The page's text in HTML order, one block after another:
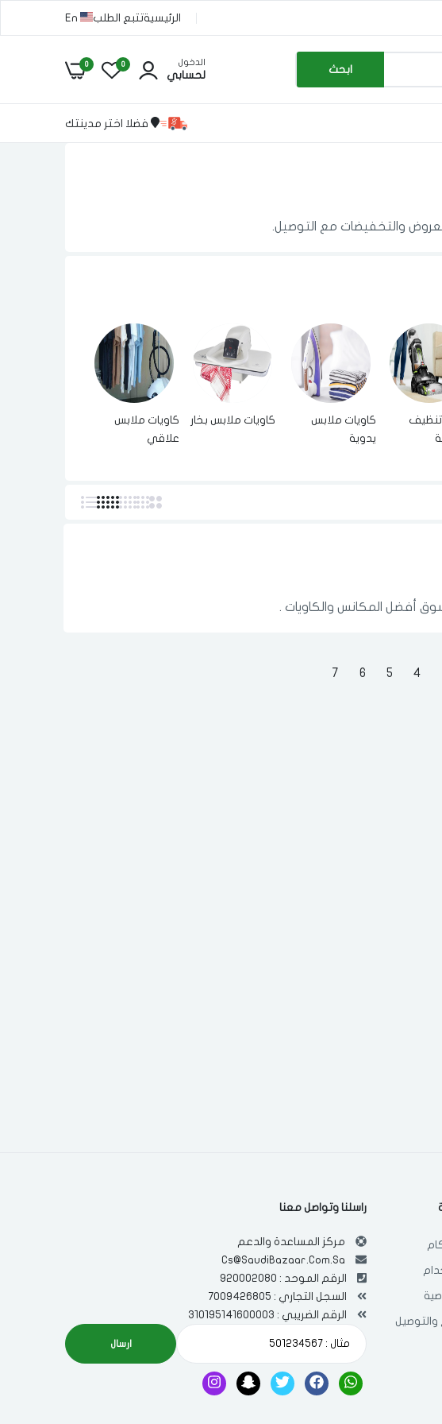
الرئيسيةتتبع الطلب En
ابحث
الدخول
لحسابي
0
0
فضلا اختر مدينتك
والتخفيضات مع التوصيل.
تنظيف
كاويات ملابس
يدوية
كاويات ملابس بخار
كاويات ملابس
علاقي
أفضل المكانس والكاويات .
4
5
6
7
والتوصيل
راسلنا وتواصل معنا
مركز المساعدة والدعم
Cs@SaudiBazaar.Com.Sa
الرقم الموحد : 920002080
السجل التجاري : 7009426805
الرقم الضريبي : 310195141600003
ارسال